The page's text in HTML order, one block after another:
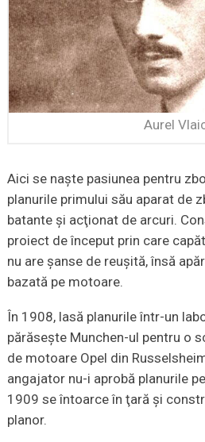
Aurel
Aici se naşte pasiunea pentru
planurile primului său aparat de
batante şi acţionat de arcuri.
proiect de început prin care
nu are şanse de reuşită, însă
bazată pe motoare.
În 1908, lasă planurile într-un
părăseşte Munchen-ul pentru o
de motoare Opel din
angajator nu-i aprobă planurile
1909 se întoarce în ţară şi
planor.